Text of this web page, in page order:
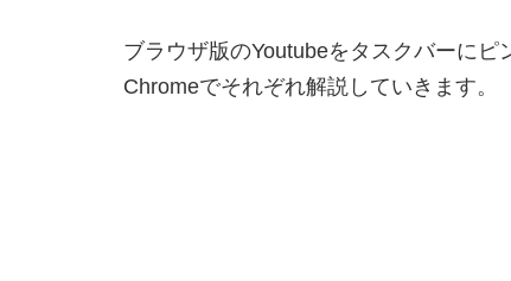
ブラウザ版のYoutubeをタスクバーに
Chromeでそれぞれ解説していきます。